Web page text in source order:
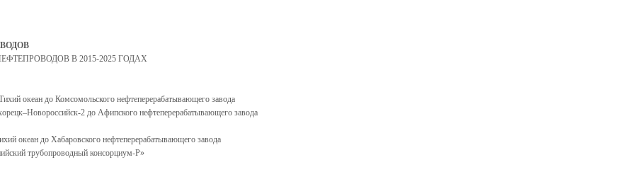
В 2015-2025 ГОДАХ
океан до Комсомольского нефтеперерабатывающего завода
2 до Афипского нефтеперерабатывающего завода
океан до Хабаровского нефтеперерабатывающего завода
трубопроводный консорциум-Р»